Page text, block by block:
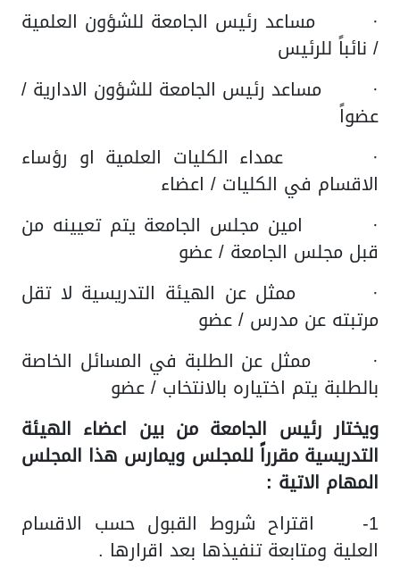
· مساعد رئيس الجامعة للشؤون العلمية
/ نائباً للرئيس
· مساعد رئيس الجامعة للشؤون الادارية /
عضواً
· عمداء الكليات العلمية او رؤساء
الاقسام في الكليات / اعضاء
· امين مجلس الجامعة يتم تعيينه من
قبل مجلس الجامعة / عضو
· ممثل عن الهيئة التدريسية لا تقل
مرتبته عن مدرس / عضو
· ممثل عن الطلبة في المسائل الخاصة
بالطلبة يتم اختياره بالانتخاب / عضو
ويختار رئيس الجامعة من بين اعضاء الهيئة
التدريسية مقرراً للمجلس ويمارس هذا المجلس
المهام الاتية :
1- اقتراح شروط القبول حسب الاقسام
العلية ومتابعة تنفيذها بعد اقرارها .